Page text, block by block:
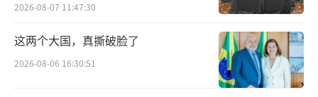
2026-08-07 11:47:30
这两个大国，真撕破脸了
2026-08-06 16:30:51